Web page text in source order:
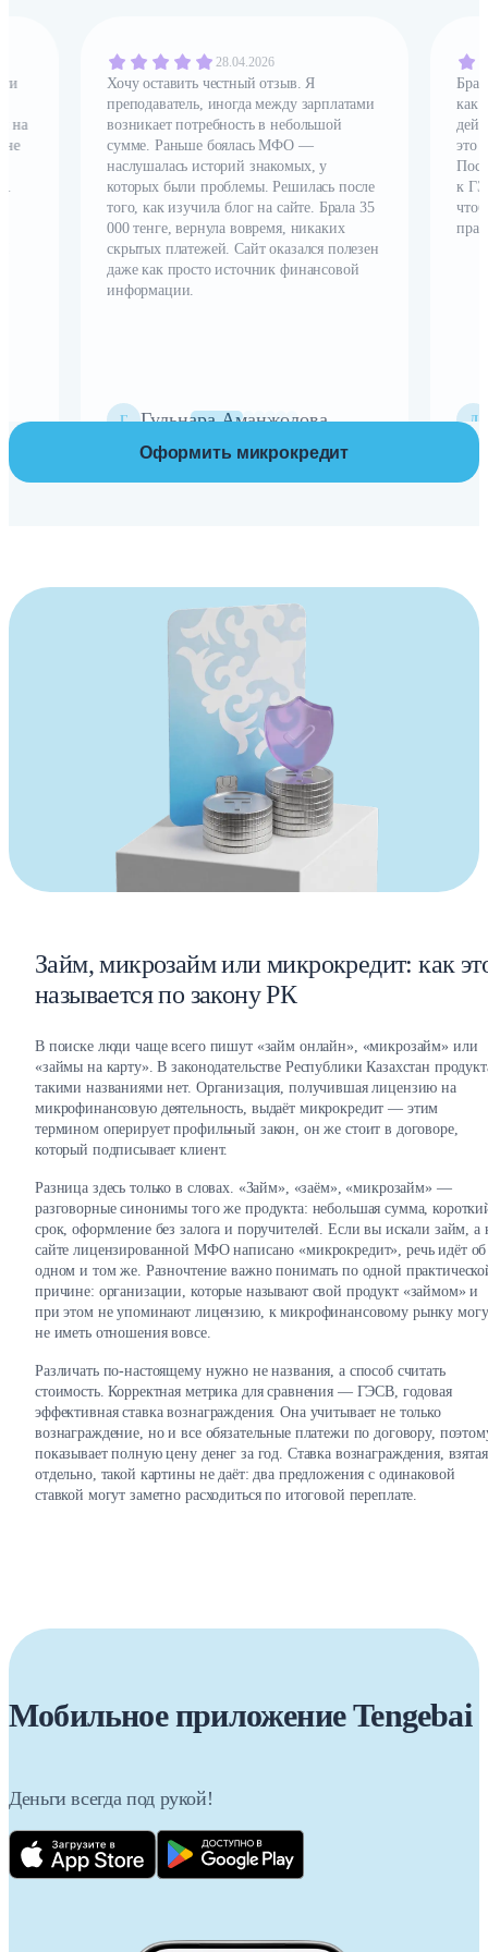
на
не
28.04.2026
Хочу оставить честный отзыв. Я
преподаватель, иногда между зарплатами
возникает потребность в небольшой
сумме. Раньше боялась МФО —
наслушалась историй знакомых, у
которых были проблемы. Решилась после
того, как изучила блог на сайте. Брала 35
000 тенге, вернула вовремя, никаких
скрытых платежей. Сайт оказался полезен
даже как просто источник финансовой
информации.
Г Гульнара Аманжолова
как
это
к
Д
Оформить микрокредит
Займ, микрозайм или микрокредит: как
называется по закону РК
В поиске люди чаще всего пишут «займ онлайн», «микрозайм» или
«займы на карту». В законодательстве Республики Казахстан
такими названиями нет. Организация, получившая лицензию на
микрофинансовую деятельность, выдаёт микрокредит — этим
термином оперирует профильный закон, он же стоит в договоре,
который подписывает клиент.
Разница здесь только в словах. «Займ», «заём», «микрозайм» —
разговорные синонимы того же продукта: небольшая сумма,
срок, оформление без залога и поручителей. Если вы искали займ, а
сайте лицензированной МФО написано «микрокредит», речь идёт об
одном и том же. Разночтение важно понимать по одной
причине: организации, которые называют свой продукт «займом» и
при этом не упоминают лицензию, к микрофинансовому рынку
не иметь отношения вовсе.
Различать по-настоящему нужно не названия, а способ считать
стоимость. Корректная метрика для сравнения — ГЭСВ, годовая
эффективная ставка вознаграждения. Она учитывает не только
вознаграждение, но и все обязательные платежи по договору,
показывает полную цену денег за год. Ставка вознаграждения, взятая
отдельно, такой картины не даёт: два предложения с одинаковой
ставкой могут заметно расходиться по итоговой переплате.
Ниже — ориентировочные параметры, на которых предоставляются
Параметр Значение
Максимальная сумма
Срок
Мобильное приложение Tengebai
Деньги всегда под рукой!